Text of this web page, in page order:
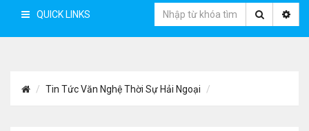
QUICK LINKS
Tin Tức Văn Nghệ Thời Sự Hải Ngoại